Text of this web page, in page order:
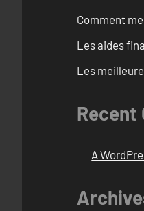
Comment
Les aides
Les
Recent
A